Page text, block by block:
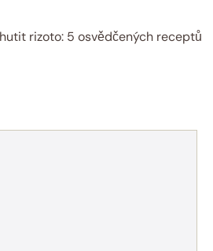
rizoto: 5 osvědčených receptů